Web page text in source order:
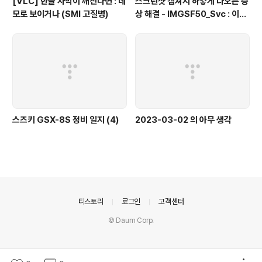
모로 보이거나 (SMI 고질병)
상 해결 - IMGSF50_Svc : 이미
스즈키 GSX-8S 정비 일지 (4) 2023-03-02 의 아무 생각
티스토리 로그인 고객센터
© Daum Corp.